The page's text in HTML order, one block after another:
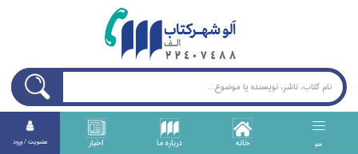
منو خانه درباره ما اخبار عضويت / ورود